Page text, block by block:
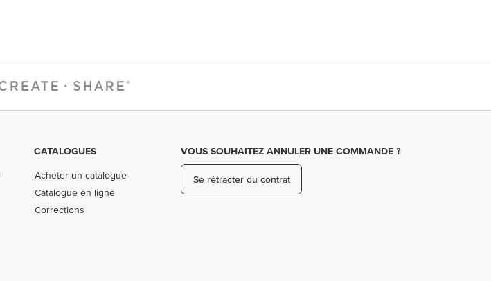
CATALOGUES
Acheter un catalogue
Catalogue en ligne
Corrections
VOUS SOUHAITEZ ANNULER UNE COMMANDE ?
Se rétracter du contrat